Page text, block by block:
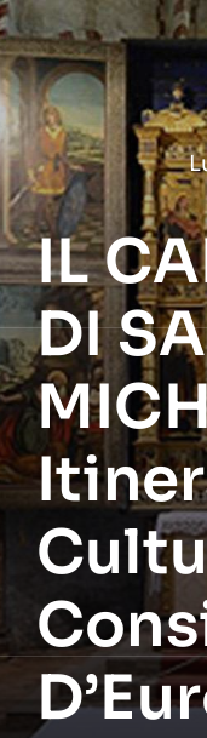
Salta
al
contenuto
IL
DI